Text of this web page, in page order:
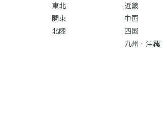
東北
関東
北陸
近畿
中国
四国
九州・沖縄